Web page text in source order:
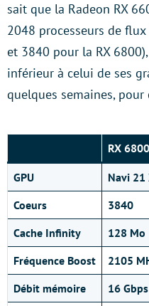
sait que la Radeon RX
2048 processeurs de
et 3840 pour la RX
inférieur à celui de ses
quelques semaines,
RX 6800
GPU Navi 21
Coeurs
3840
Cache Infinity
128 Mo
Fréquence Boost
2105
Débit mémoire
16 Gbps